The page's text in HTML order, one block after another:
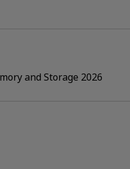
and Storage 2026